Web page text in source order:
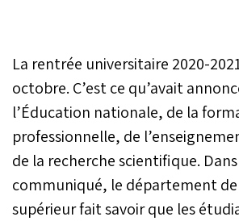
La rentrée universitaire 2020-
octobre. C’est ce qu’avait
l’Éducation nationale, de la
professionnelle, de
de la recherche scientifique.
communiqué, le département
supérieur fait savoir que les